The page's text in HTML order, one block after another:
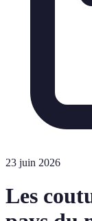
23 juin 2026
Les